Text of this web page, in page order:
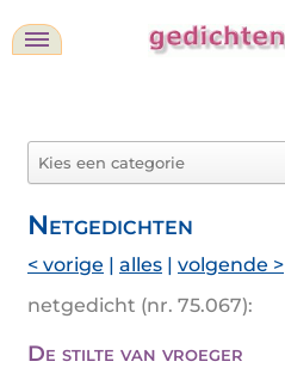
Netgedichten
< vorige | alles | volgende >
netgedicht (nr. 75.067):
De stilte van vroeger